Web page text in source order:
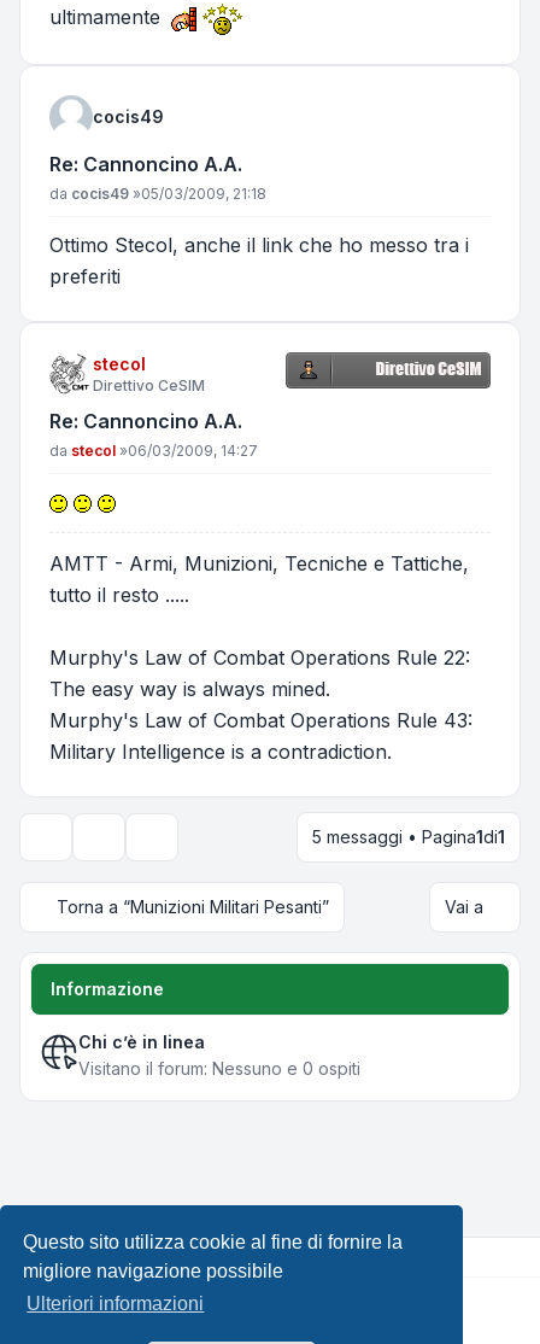
Questo sito utilizza cookie al fine di fornire la
migliore navigazione possibile
Ulteriori informazioni
ultimamente
cocis49
Re: Cannoncino A.A.
Messaggio
da cocis49 »05/03/2009, 21:18
Ottimo Stecol, anche il link che ho messo tra i
preferiti
stecol
Direttivo CeSIM
Re: Cannoncino A.A.
Messaggio
da stecol »06/03/2009, 14:27
AMTT - Armi, Munizioni, Tecniche e Tattiche,
tutto il resto .....
Murphy's Law of Combat Operations Rule 22:
The easy way is always mined.
Murphy's Law of Combat Operations Rule 43:
Military Intelligence is a contradiction.
Opzioni di visualizzazione e ordinamento
5 messaggi • Pagina1di1
Torna a “Munizioni Militari Pesanti” Vai a
Informazione
Chi c’è in linea
Visitano il forum: Nessuno e 0 ospiti
Creato daphpBB® Forum Software © phpBB Limited •